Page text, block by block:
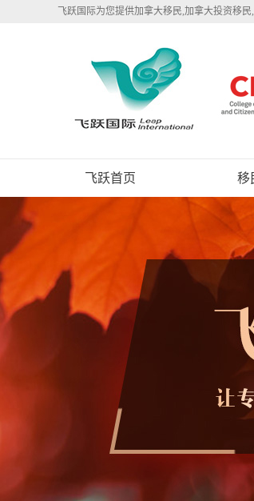
飞跃国际为您提供加拿大移民,加拿大投资移
飞跃首页 移